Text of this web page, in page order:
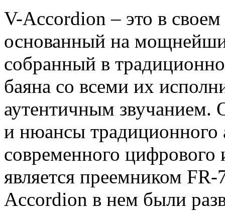
V-Accordion – это в
основанный на
собранный в
баяна со всеми их
аутентичным звучанием.
и нюансы традиционного
современного
является преемником
Accordion в нем были